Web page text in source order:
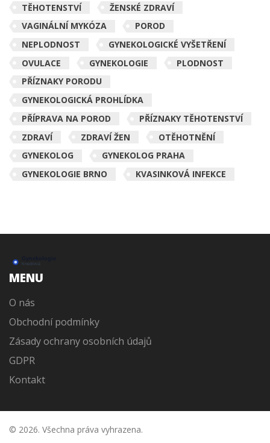
TĚHOTENSTVÍ
ŽENSKÉ ZDRAVÍ
VAGINÁLNÍ MYKÓZA
POROD
NEPLODNOST
GYNEKOLOGICKÉ VYŠETŘENÍ
OVULACE
GYNEKOLOGIE
PLODNOST
PŘÍZNAKY PORODU
GYNEKOLOGICKÁ PROHLÍDKA
PŘÍPRAVA NA POROD
PŘÍZNAKY TĚHOTENSTVÍ
ZDRAVÍ
ZDRAVÍ ŽEN
OTĚHOTNĚNÍ
GYNEKOLOG
GYNEKOLOG PRAHA
GYNEKOLOGIE BRNO
KVASINKOVÁ INFEKCE
MENU
O nás
Obchodní podmínky
Zásady ochrany osobních údajů
GDPR
Kontakt
© 2026. Všechna práva vyhrazena.